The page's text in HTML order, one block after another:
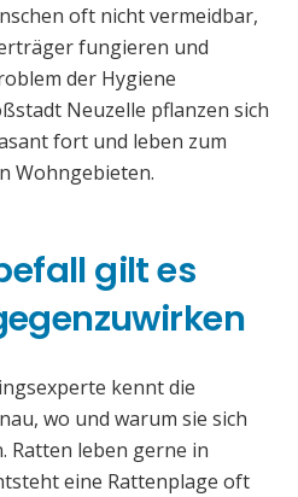
oft nicht vermeidbar,
fungieren und
der Hygiene
Neuzelle pflanzen sich
fort und leben zum
Wohngebieten.
gilt es
kennt die
wo und warum sie sich
Ratten leben gerne in
eine Rattenplage oft